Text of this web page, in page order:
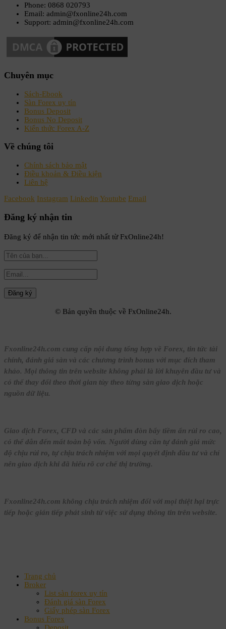
Phone: 0868 020793
Email: admin@fxonline24h.com
Support: admin@fxonline24h.com
Chuyên mục
Sách-Ebook
Sàn Forex uy tín
Bonus Deposit
Bonus No Deposit
Kiến thức Forex A-Z
Về chúng tôi
Chính sách bảo mật
Điều khoản & Điều kiện
Liên hệ
Facebook Instagram Linkedin Youtube Email
Đăng ký nhận tin
Đăng ký để nhận tin tức mới nhất từ FxOnline24h!
© Bản quyền thuộc về FxOnline24h.
Fxonline24h.com cung cấp nội dung tổng hợp về Forex, tin tức tài
chính, đánh giá sàn và các chương trình bonus với mục đích tham
khảo. Mọi thông tin trên website không phải là lời khuyên đầu tư và
có thể thay đổi theo thời gian tùy theo từng sàn giao dịch hoặc
nguồn dữ liệu.
Giao dịch Forex, CFD và các sản phẩm đòn bẩy tiềm ẩn rủi ro cao,
có thể dẫn đến mất toàn bộ vốn. Người dùng cần tự đánh giá mức
độ chịu rủi ro, tự chịu trách nhiệm với mọi quyết định đầu tư và chỉ
nên giao dịch khi đã hiểu rõ cơ chế thị trường.
Fxonline24h.com không chịu trách nhiệm đối với mọi thiệt hại trực
tiếp hoặc gián tiếp phát sinh từ việc sử dụng thông tin trên website.
Trang chủ
Broker
List sàn forex uy tín
Đánh giá sàn Forex
Giấy phép sàn Forex
Bonus Forex